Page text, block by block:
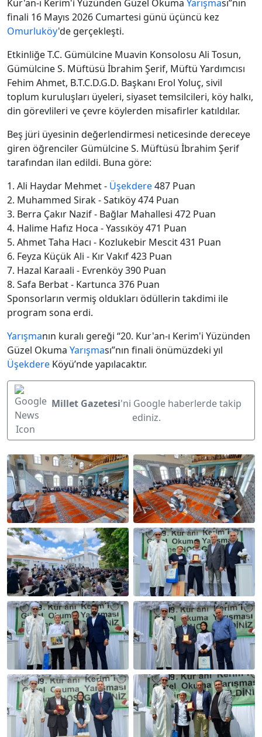
Kur'an-ı Kerim'i Yüzünden Güzel Okuma Yarışması”nın
finali 16 Mayıs 2026 Cumartesi günü üçüncü kez
Omurluköy'de gerçekleşti.
Etkinliğe T.C. Gümülcine Muavin Konsolosu Ali Tosun,
Gümülcine S. Müftüsü İbrahim Şerif, Müftü Yardımcısı
Fehim Ahmet, B.T.C.D.G.D. Başkanı Erol Yoluç, sivil
toplum kuruluşları üyeleri, siyaset temsilcileri, köy halkı,
din görevlileri ve çevre köylerden misafirler katıldılar.
Beş jüri üyesinin değerlendirmesi neticesinde dereceye
giren öğrenciler Gümülcine S. Müftüsü İbrahim Şerif
tarafından ilan edildi. Buna göre:
1. Ali Haydar Mehmet - Üşekdere487 Puan
2. Muhammed Sirak - Satıköy 474 Puan
3. Berra Çakır Nazif - Bağlar Mahallesi 472 Puan
4. Halime Hafız Hoca - Yassıköy 471 Puan
5. Ahmet Taha Hacı - Kozlukebir Mescit 431 Puan
6. Feyza Küçük Ali - Kır Vakıf 423 Puan
7. Hazal Karaali - Evrenköy 390 Puan
8. Safa Berbat - Kartunca 376 Puan
Sponsorların vermiş oldukları ödüllerin takdimi ile
program sona erdi.
Yarışmanın kuralı gereği “20. Kur'an-ı Kerim'i Yüzünden
Güzel Okuma Yarışması”nın finali önümüzdeki yıl
Üşekdere Köyü’nde yapılacaktır.
Millet Gazetesi'ni Google haberlerde takip
ediniz.